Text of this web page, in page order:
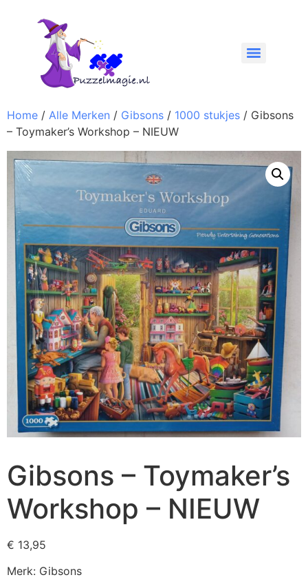
Home / Alle Merken / Gibsons / 1000 stukjes / Gibsons
– Toymaker’s Workshop – NIEUW
Gibsons – Toymaker’s
Workshop – NIEUW
€ 13,95
Merk: Gibsons